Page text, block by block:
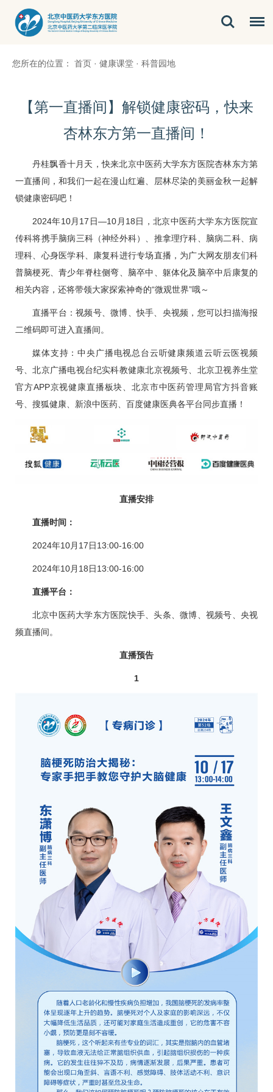
您所在的位置： 首页 · 健康课堂 · 科普园地
【第一直播间】解锁健康密码，快来
杏林东方第一直播间！
丹桂飘香十月天，快来北京中医药大学东方医院杏林东方第
一直播间，和我们一起在漫山红遍、层林尽染的美丽金秋一起解
锁健康密码吧！
2024年10月17日—10月18日，北京中医药大学东方医院宣
传科将携手脑病三科 （神经外科）、 推拿理疗科 脑病二科、病
理科
心身医学科、 康复科进行专场直播，为广大网友朋友们科
普脑梗死、青少年脊柱侧弯、脑卒中、躯体化及脑卒中后康复的
相关内容，还将带领大家探索神奇的“微观世界”哦～
直播平台：视频号、微博、快手、央视频，您可以扫描海报
二维码即可进入直播间。
媒体支持：中央广播电视总台云听健康频道云听云医视频
号、北京广播电视台纪实科教健康北京视频号、北京卫视养生堂
官方APP京视健康直播板块、北京市中医药管理局官方抖音账
号、搜狐健康、新浪中医药、百度健康医典各平台同步直播！
直播安排
直播时间：
2024年10月17日13:00-16:00
2024年10月18日13:00-16:00
直播平台：
北京中医药大学东方医院快手、头条、微博、视频号、央视
频直播间。
直播预告
1